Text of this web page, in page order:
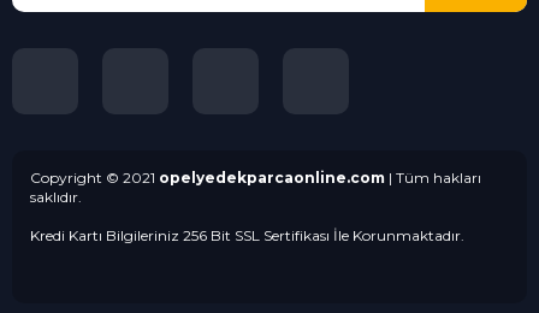
Copyright © 2021 opelyedekparcaonline.com | Tüm hakları
saklıdır.
Kredi Kartı Bilgileriniz 256 Bit SSL Sertifikası İle Korunmaktadır.